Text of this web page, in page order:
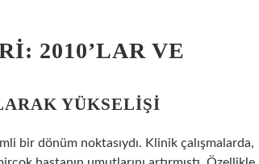
2010’LAR VE
YÜKSELIŞI
bir dönüm noktasıydı. Klinik çalışmalarda,